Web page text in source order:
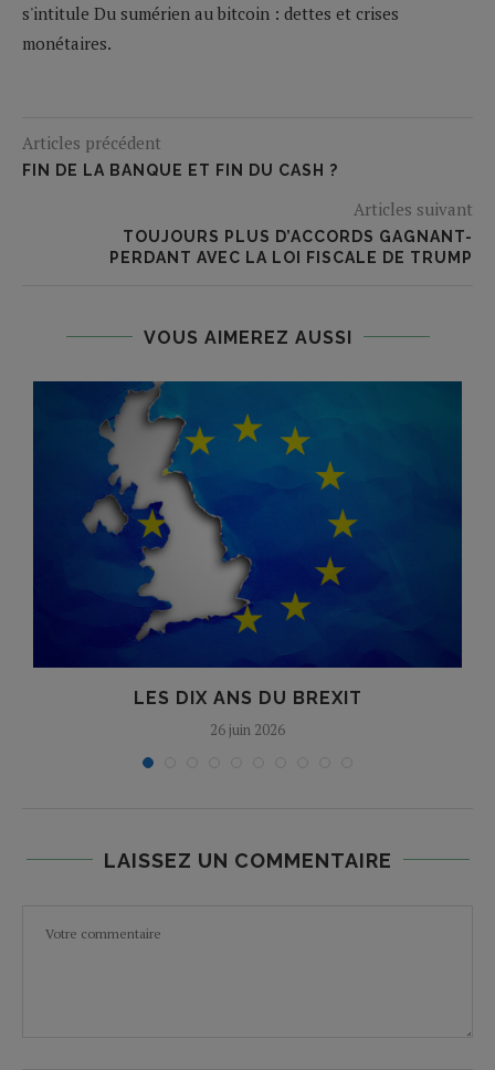
s'intitule Du sumérien au bitcoin : dettes et crises
monétaires.
Articles précédent
FIN DE LA BANQUE ET FIN DU CASH ?
Articles suivant
TOUJOURS PLUS D’ACCORDS GAGNANT-
PERDANT AVEC LA LOI FISCALE DE TRUMP
VOUS AIMEREZ AUSSI
LES DIX ANS DU BREXIT
26 juin 2026
LAISSEZ UN COMMENTAIRE